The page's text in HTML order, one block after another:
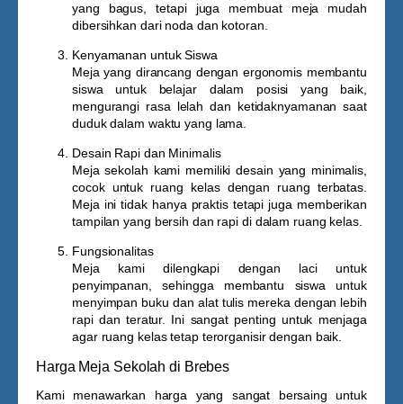
yang bagus, tetapi juga membuat meja mudah
dibersihkan dari noda dan kotoran.
Kenyamanan untuk Siswa
Meja yang dirancang dengan ergonomis membantu
siswa untuk belajar dalam posisi yang baik,
mengurangi rasa lelah dan ketidaknyamanan saat
duduk dalam waktu yang lama.
Desain Rapi dan Minimalis
Meja sekolah kami memiliki desain yang minimalis,
cocok untuk ruang kelas dengan ruang terbatas.
Meja ini tidak hanya praktis tetapi juga memberikan
tampilan yang bersih dan rapi di dalam ruang kelas.
Fungsionalitas
Meja kami dilengkapi dengan laci untuk
penyimpanan, sehingga membantu siswa untuk
menyimpan buku dan alat tulis mereka dengan lebih
rapi dan teratur. Ini sangat penting untuk menjaga
agar ruang kelas tetap terorganisir dengan baik.
Harga Meja Sekolah di Brebes
Kami menawarkan harga yang sangat bersaing untuk